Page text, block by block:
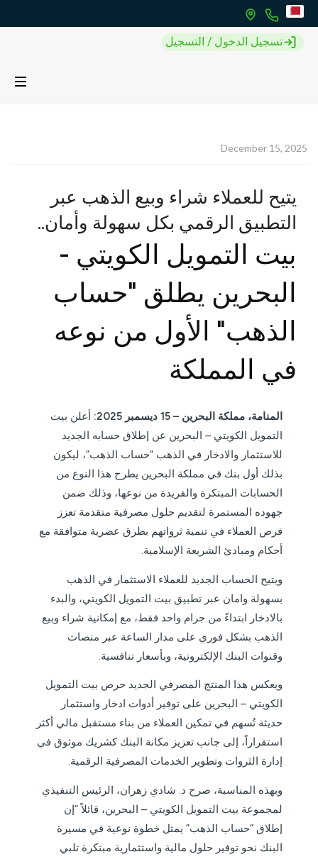
تسجيل الدخول / التسجيل
December 15, 2025
يتيح للعملاء شراء وبيع الذهب عبر
التطبيق الرقمي بكل سهولة وأمان..
بيت التمويل الكويتي -
البحرين يطلق "حساب
الذهب" الأول من نوعه
في المملكة
المنامة، مملكة البحرين – 15 ديسمبر 2025:
أعلن بيت
التمويل الكويتي – البحرين عن إطلاق حسابه الجديد
للاستثمار والادخار في الذهب “حساب الذهب”، ليكون
بذلك أول بنك في مملكة البحرين يطرح هذا النوع من
الحسابات المبتكرة والفريدة من نوعها، وذلك ضمن
جهوده المستمرة لتقديم حلول مصرفية متقدمة تعزز
فرص العملاء في تنمية ثرواتهم بطرق عصرية متوافقة مع
أحكام ومبادئ الشريعة الإسلامية.
ويتيح الحساب الجديد للعملاء الاستثمار في الذهب
بسهولة وامان عبر تطبيق بيت التمويل الكويتي، والبدء
بالادخار ابتداءً من جرام واحد فقط، مع إمكانية شراء وبيع
الذهب بشكل فوري على مدار الساعة عبر منصات
وقنوات البنك الإلكترونية، وبأسعار تنافسية.
ويعكس هذا المنتج المصرفي الجديد حرص بيت التمويل
الكويتي – البحرين على توفير أدوات ادخار واستثمار
حديثة تُسهم في تمكين العملاء من بناء مستقبل مالي أكثر
استقراراً، إلى جانب تعزيز مكانة البنك كشريك موثوق في
إدارة الثروات وتطوير الخدمات المصرفية الرقمية.
وبهذه المناسبة، صرح د. شادي زهران، الرئيس التنفيذي
لمجموعة بيت التمويل الكويتي – البحرين، قائلاً “إن
إطلاق “حساب الذهب” يمثل خطوة نوعية في مسيرة
البنك نحو توفير حلول مالية واستثمارية مبتكرة تلبي